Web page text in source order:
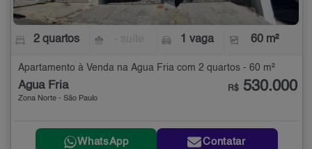
2 quartos 1 vaga 60 m²
Apartamento à Venda na Água Fria com 2 quartos - 60 m²
Água Fria
Zona Norte - São Paulo
R$ 530.000
WhatsApp Contatar